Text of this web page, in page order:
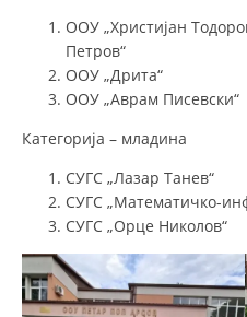
ООУ „Христијан
Петров“
ООУ „Дрита“
ООУ „Аврам Писевски“
Категорија – младина
СУГС „Лазар Танев“
СУГС „Математичко-
СУГС „Орце Николов“